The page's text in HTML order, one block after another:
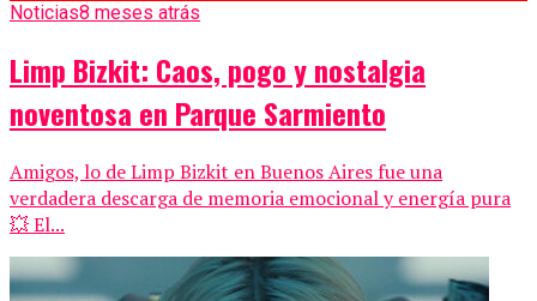
Noticias8 meses atrás
Limp Bizkit: Caos, pogo y nostalgia
noventosa en Parque Sarmiento
Amigos, lo de Limp Bizkit en Buenos Aires fue una
verdadera descarga de memoria emocional y energía pura
💥 El...